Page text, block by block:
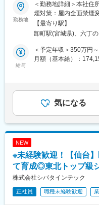
■医療業界未経験でも
・入社時の導入研修に
OJTで営業先、納品先
ます。
・メーカー営業の方と
ますので、商品や使い
すが、上記のようなサ
■業務内容
東北地方で医療用品の
同社にて、在宅酸素療
医療機関の委託を受け
ボンベを配送・設置
宅に設置。
・説明業務：患者・家
・トラブル対応：機器
・回収業務：患者が機
対し誠実で丁寧な対応
勤務地
＜勤務地詳細＞本社住
煙対策：屋内全面禁煙
【最寄り駅】
卸町駅(宮城県)、六丁
給与
＜予定年収＞350万円
月額（基本給）：
年収はあくまでも目安
性があります。※固定
給：年1回■賞与：年2
も目安の金額であり、
月給(月額)は固定手当
気になる
NEW
※未経験歓迎！【仙台
て育成◎東北トップ級
株式会社シバタインテック
正社員 職種未経験歓迎